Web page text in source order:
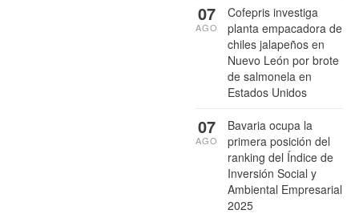
Cofepris investiga
planta empacadora de
chiles jalapeños en
Nuevo León por brote
de salmonela en
Estados Unidos
07
AGO
Bavaria ocupa la
primera posición del
ranking del Índice de
Inversión Social y
Ambiental Empresarial
2025
07
AGO